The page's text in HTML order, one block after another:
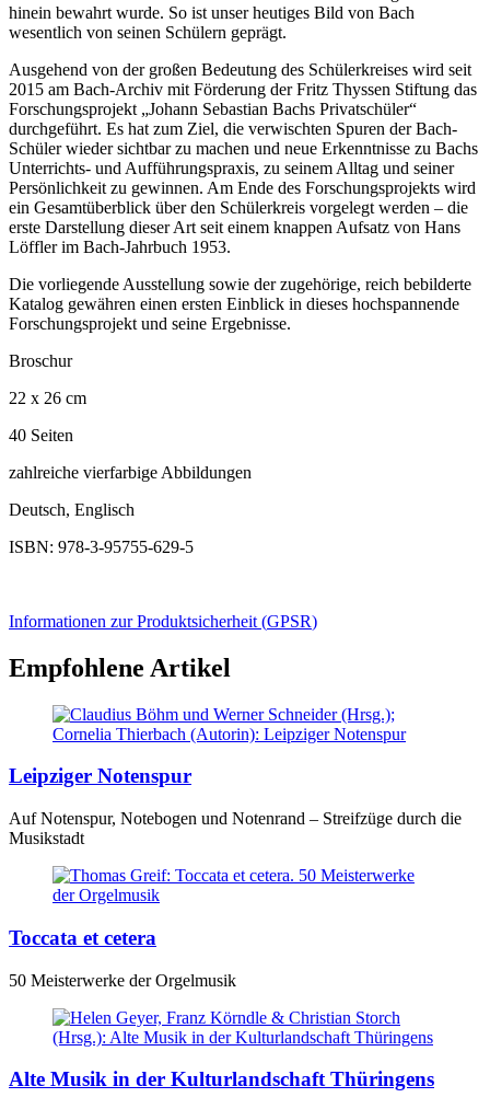
hinein bewahrt wurde. So ist unser heutiges Bild von Bach
wesentlich von seinen Schülern geprägt.
Ausgehend von der großen Bedeutung des Schülerkreises wird seit
2015 am Bach-Archiv mit Förderung der Fritz Thyssen Stiftung das
Forschungsprojekt „Johann Sebastian Bachs Privatschüler“
durchgeführt. Es hat zum Ziel, die verwischten Spuren der Bach-
Schüler wieder sichtbar zu machen und neue Erkenntnisse zu Bachs
Unterrichts- und Aufführungspraxis, zu seinem Alltag und seiner
Persönlichkeit zu gewinnen. Am Ende des Forschungsprojekts wird
ein Gesamtüberblick über den Schülerkreis vorgelegt werden – die
erste Darstellung dieser Art seit einem knappen Aufsatz von Hans
Löffler im Bach-Jahrbuch 1953.
Die vorliegende Ausstellung sowie der zugehörige, reich bebilderte
Katalog gewähren einen ersten Einblick in dieses hochspannende
Forschungsprojekt und seine Ergebnisse.
Broschur
22 x 26 cm
40 Seiten
zahlreiche vierfarbige Abbildungen
Deutsch, Englisch
ISBN: 978-3-95755-629-5
Informationen zur Produktsicherheit (GPSR)
Empfohlene Artikel
Leipziger Notenspur
Auf Notenspur, Notebogen und Notenrand – Streifzüge durch die
Musikstadt
Toccata et cetera
50 Meisterwerke der Orgelmusik
Alte Musik in der Kulturlandschaft Thüringens